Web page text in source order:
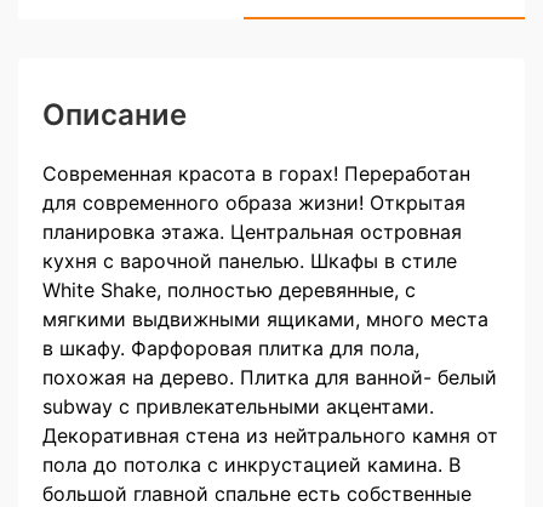
Описание
Современная красота в горах! Переработан
для современного образа жизни! Открытая
планировка этажа. Центральная островная
кухня с варочной панелью. Шкафы в стиле
White Shake, полностью деревянные, с
мягкими выдвижными ящиками, много места
в шкафу. Фарфоровая плитка для пола,
похожая на дерево. Плитка для ванной- белый
subway с привлекательными акцентами.
Декоративная стена из нейтрального камня от
пола до потолка с инкрустацией камина. В
большой главной спальне есть собственные